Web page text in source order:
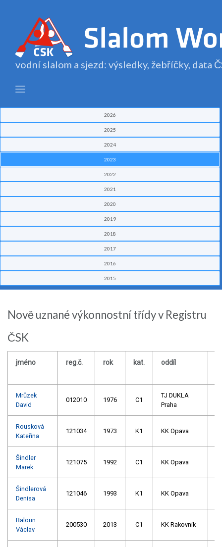
vodní slalom a sjezd: výsledky, žebříčky, data
2026
2025
2024
2023
2022
2021
2020
2019
2018
2017
2016
2015
Nově uznané výkonnostní třídy v Registru
ČSK
jméno reg.č. rok kat. oddíl
Mrůzek
David
012010 1976 C1
TJ DUKLA
Praha
Rousková
Kateřina
121034 1973 K1 KK Opava
Šindler
Marek
121075 1992 C1 KK Opava
Šindlerová
Denisa
121046 1993 K1 KK Opava
Baloun
Václav
200530 2013 C1 KK Rakovník